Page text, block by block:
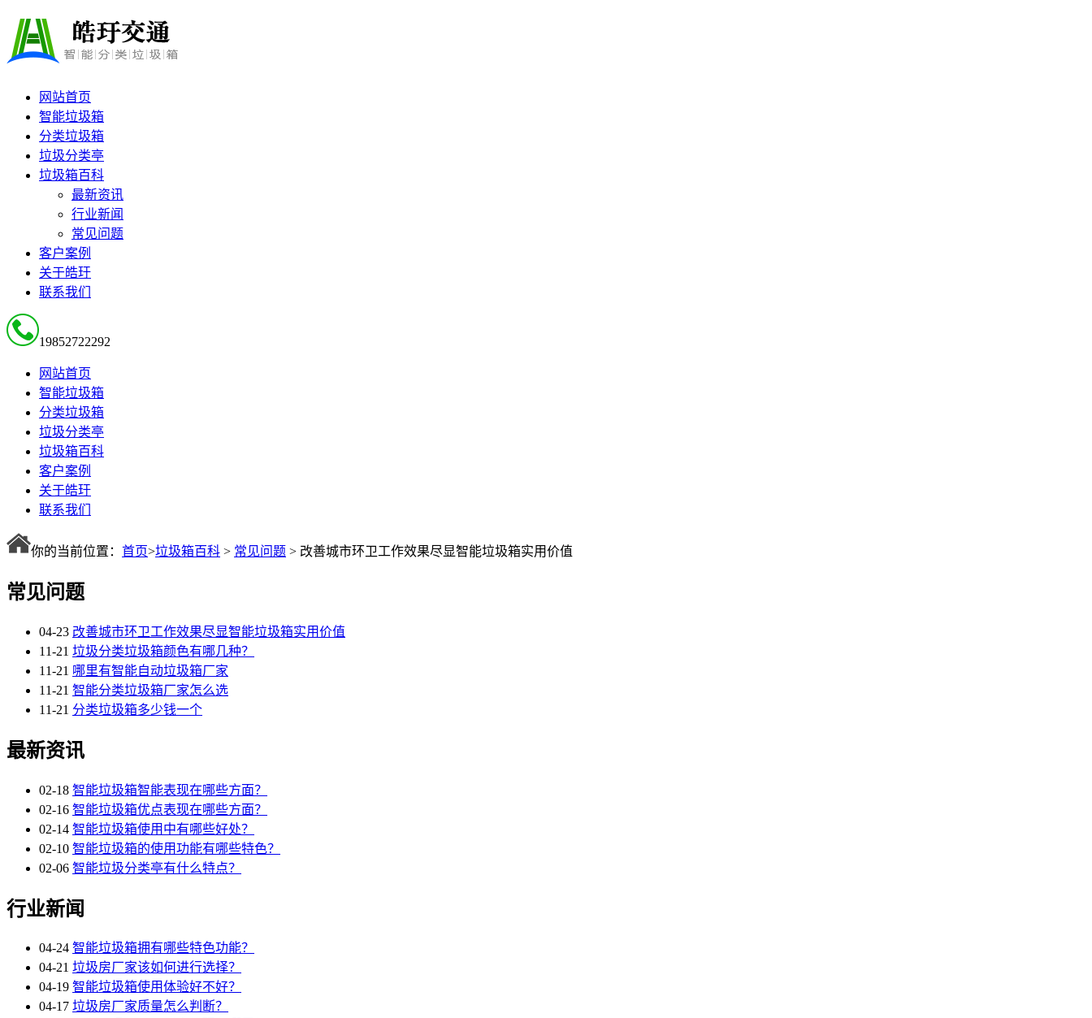
网站首页
智能垃圾箱
分类垃圾箱
垃圾分类亭
垃圾箱百科
最新资讯
行业新闻
常见问题
客户案例
关于皓玗
联系我们
19852722292
网站首页
智能垃圾箱
分类垃圾箱
垃圾分类亭
垃圾箱百科
客户案例
关于皓玗
联系我们
你的当前位置： 首页>垃圾箱百科 > 常见问题 > 改善城市环卫工作效果尽显智能垃圾箱实用价值
常见问题
04-23 改善城市环卫工作效果尽显智能垃圾箱实用价值
11-21 垃圾分类垃圾箱颜色有哪几种？
11-21 哪里有智能自动垃圾箱厂家
11-21 智能分类垃圾箱厂家怎么选
11-21 分类垃圾箱多少钱一个
最新资讯
02-18 智能垃圾箱智能表现在哪些方面？
02-16 智能垃圾箱优点表现在哪些方面？
02-14 智能垃圾箱使用中有哪些好处？
02-10 智能垃圾箱的使用功能有哪些特色？
02-06 智能垃圾分类亭有什么特点？
行业新闻
04-24 智能垃圾箱拥有哪些特色功能？
04-21 垃圾房厂家该如何进行选择？
04-19 智能垃圾箱使用体验好不好？
04-17 垃圾房厂家质量怎么判断？